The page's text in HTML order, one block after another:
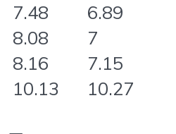
7.48
6.89
8.08
7
8.16
7.15
10.13 10.27